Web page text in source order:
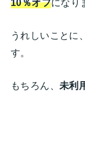
10％オフになり
うれしいことに
す。
もちろん、 未利